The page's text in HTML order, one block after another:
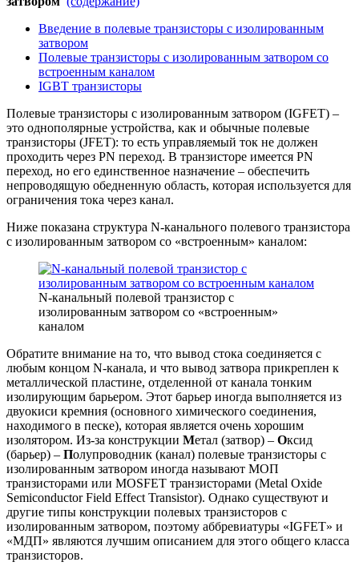
Введение в полевые транзисторы с изолированным
затвором
Полевые транзисторы с изолированным затвором со
встроенным каналом
IGBT транзисторы
Полевые транзисторы с изолированным затвором (IGFET) –
это однополярные устройства, как и обычные полевые
транзисторы (JFET): то есть управляемый ток не должен
проходить через PN переход. В транзисторе имеется PN
переход, но его единственное назначение – обеспечить
непроводящую обедненную область, которая используется для
ограничения тока через канал.
Ниже показана структура N-канального полевого транзистора
с изолированным затвором со «встроенным» каналом:
N-канальный полевой транзистор с
изолированным затвором со «встроенным»
каналом
Обратите внимание на то, что вывод стока соединяется с
любым концом N-канала, и что вывод затвора прикреплен к
металлической пластине, отделенной от канала тонким
изолирующим барьером. Этот барьер иногда выполняется из
двуокиси кремния (основного химического соединения,
находимого в песке), которая является очень хорошим
изолятором. Из-за конструкции Метал (затвор) – Оксид
(барьер) – Полупроводник (канал) полевые транзисторы с
изолированным затвором иногда называют МОП
транзисторами или MOSFET транзисторами (Metal Oxide
Semiconductor Field Effect Transistor). Однако существуют и
другие типы конструкции полевых транзисторов с
изолированным затвором, поэтому аббревиатуры «IGFET» и
«МДП» являются лучшим описанием для этого общего класса
транзисторов.